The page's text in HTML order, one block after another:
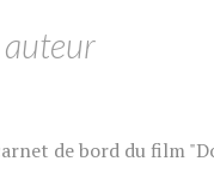
de bord du film